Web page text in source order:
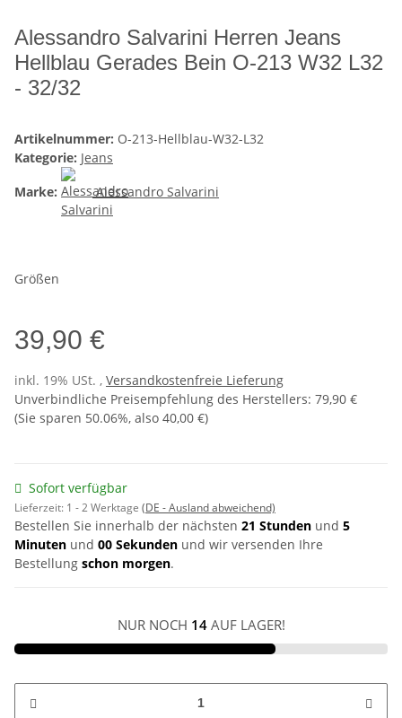
Alessandro Salvarini Herren Jeans
Hellblau Gerades Bein O-213 W32 L32
- 32/32
Artikelnummer: O-213-Hellblau-W32-L32
Kategorie: Jeans
Marke:
Alessandro Salvarini
Größen
39,90 €
inkl. 19% USt. , Versandkostenfreie Lieferung
Unverbindliche Preisempfehlung des Herstellers: 79,90 €
(Sie sparen 50.06%, also 40,00 €)
Sofort verfügbar
Lieferzeit: 1 - 2 Werktage (DE - Ausland abweichend)
Bestellen Sie innerhalb der nächsten 21 Stunden und 5
Minuten und 00 Sekunden und wir versenden Ihre
Bestellung schon morgen.
NUR NOCH 14AUF LAGER!